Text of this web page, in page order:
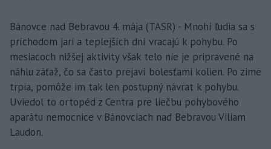
Bánovce nad Bebravou 4. mája (TASR) - Mnohí ľudia sa s
príchodom jari a teplejších dní vracajú k pohybu. Po
mesiacoch nižšej aktivity však telo nie je pripravené na
náhlu záťaž, čo sa často prejaví bolesťami kolien. Po zime
trpia, pomôže im tak len postupný návrat k pohybu.
Uviedol to ortopéd z Centra pre liečbu pohybového
aparátu nemocnice v Bánovciach nad Bebravou Viliam
Laudon.